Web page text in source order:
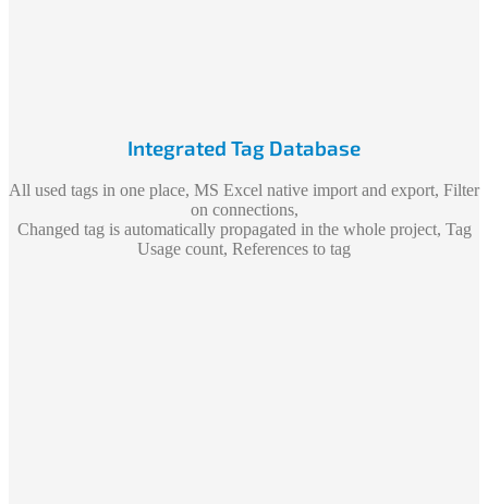
Integrated Tag Database
All used tags in one place, MS Excel native import and export, Filter
on connections,
Changed tag is automatically propagated in the whole project, Tag
Usage count, References to tag